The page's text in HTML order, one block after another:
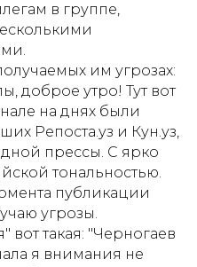
в группе,
им угрозах:
доброе утро! Тут вот
на днях были
Репоста.уз и Кун.уз,
прессы. С ярко
тональностью.
публикации
угрозы.
вот такая: "Черногаев
я внимания не